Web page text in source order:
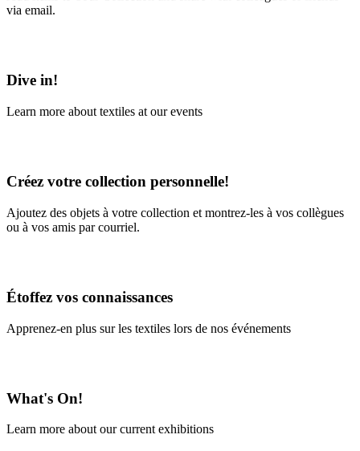
via email.
Dive in!
Learn more about textiles at our events
Créez votre collection personnelle!
Ajoutez des objets à votre collection et montrez-les à vos collègues
ou à vos amis par courriel.
Étoffez vos connaissances
Apprenez-en plus sur les textiles lors de nos événements
What's On!
Learn more about our current exhibitions